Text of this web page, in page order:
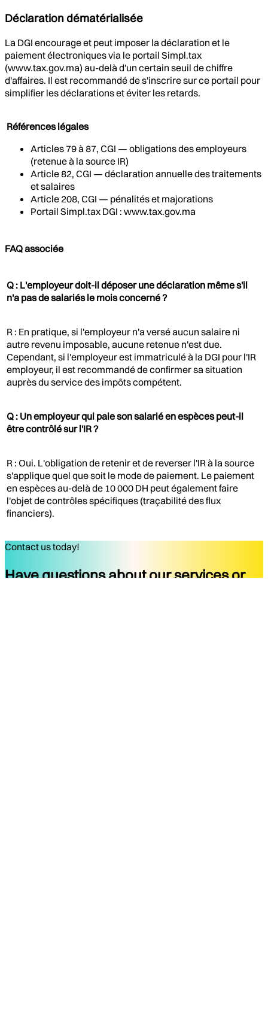
Déclaration dématérialisée
La DGI encourage et peut imposer la déclaration et le
paiement électroniques via le portail Simpl.tax
(www.tax.gov.ma) au-delà d'un certain seuil de chiffre
d'affaires. Il est recommandé de s'inscrire sur ce portail pour
simplifier les déclarations et éviter les retards.
Références légales
Articles 79 à 87, CGI — obligations des employeurs
(retenue à la source IR)
Article 82, CGI — déclaration annuelle des traitements
et salaires
Article 208, CGI — pénalités et majorations
Portail Simpl.tax DGI : www.tax.gov.ma
FAQ associée
Q : L'employeur doit-il déposer une déclaration même s'il
n'a pas de salariés le mois concerné ?
R : En pratique, si l'employeur n'a versé aucun salaire ni
autre revenu imposable, aucune retenue n'est due.
Cependant, si l'employeur est immatriculé à la DGI pour l'IR
employeur, il est recommandé de confirmer sa situation
auprès du service des impôts compétent.
Q : Un employeur qui paie son salarié en espèces peut-il
être contrôlé sur l'IR ?
R : Oui. L'obligation de retenir et de reverser l'IR à la source
s'applique quel que soit le mode de paiement. Le paiement
en espèces au-delà de 10 000 DH peut également faire
l'objet de contrôles spécifiques (traçabilité des flux
financiers).
Contact us today!
Have questions about our services or